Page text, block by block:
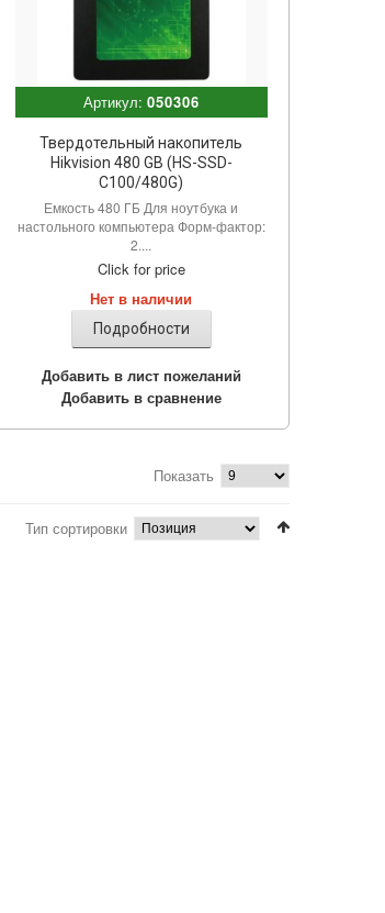
Артикул: 050306
Твердотельный накопитель
Hikvision 480 GB (HS-SSD-
C100/480G)
Емкость 480 ГБ Для ноутбука и
настольного компьютера Форм-фактор:
2....
Click for price
Нет в наличии
Подробности
Добавить в лист пожеланий
Добавить в сравнение
Показать
Тип сортировки